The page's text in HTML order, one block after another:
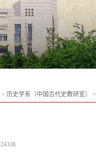
> 历史学系（中国古代史教研室） >
24338